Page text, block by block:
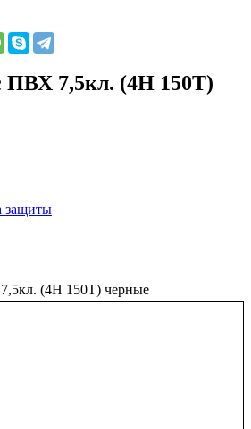
ПВХ 7,5кл. (4Н 150Т)
защиты
(4Н 150Т) черные